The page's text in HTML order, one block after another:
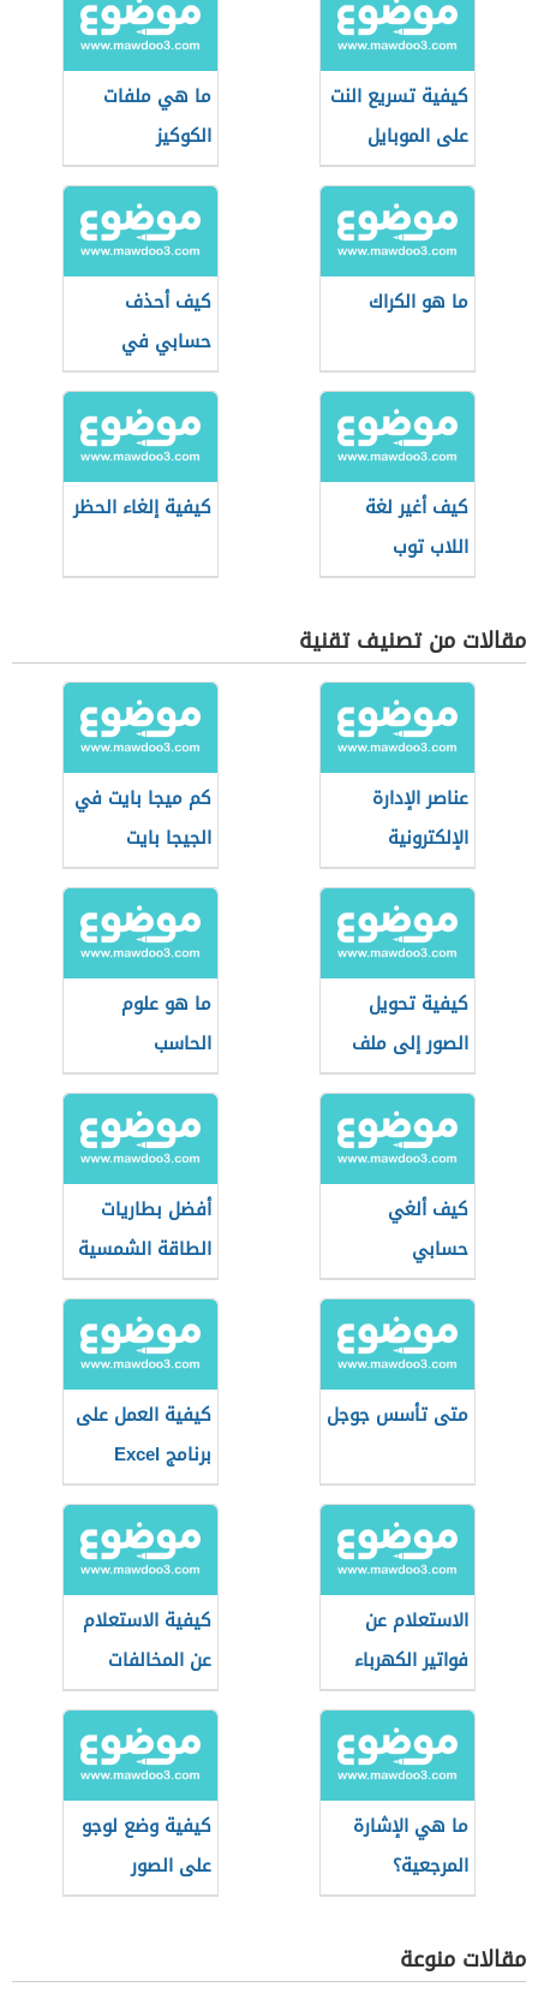
كيفية تسريع النت
على الموبايل
ما هي ملفات
الكوكيز
ما هو الكراك
كيف أحذف
حسابي في
الإنستقرام
كيف أغير لغة
اللاب توب
كيفية إلغاء الحظر
مقالات من تصنيف تقنية
عناصر الإدارة
الإلكترونية
كم ميجا بايت في
الجيجا بايت
كيفية تحويل
الصور إلى ملف
pdf
ما هو علوم
الحاسب
كيف ألغي
حسابي
بالإنستقرام
أفضل بطاريات
الطاقة الشمسية
متى تأسس جوجل
كيفية العمل على
برنامج Excel
الاستعلام عن
فواتير الكهرباء
في عمان
كيفية الاستعلام
عن المخالفات
المرورية في قطر
ما هي الإشارة
المرجعية؟
كيفية وضع لوجو
على الصور
مقالات منوعة